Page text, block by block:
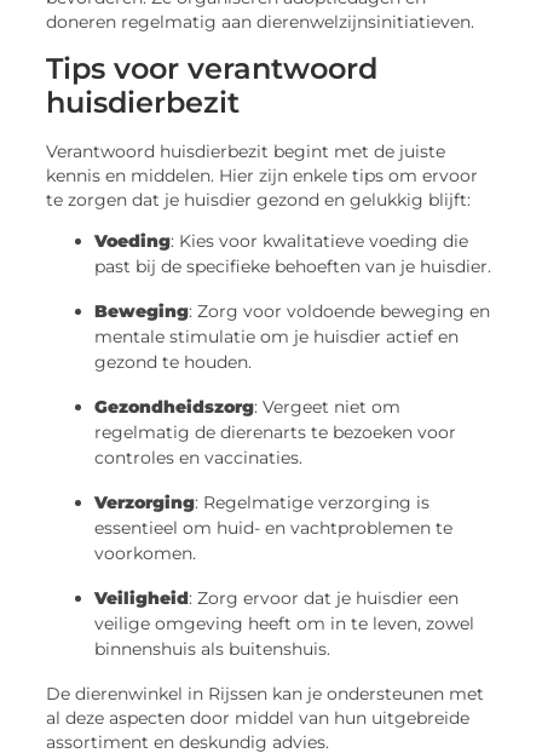
doneren regelmatig aan dierenwelzijnsinitiatieven.
Tips voor verantwoord
huisdierbezit
Verantwoord huisdierbezit begint met de juiste
kennis en middelen. Hier zijn enkele tips om ervoor
te zorgen dat je huisdier gezond en gelukkig blijft:
Voeding: Kies voor kwalitatieve voeding die
past bij de specifieke behoeften van je huisdier.
Beweging: Zorg voor voldoende beweging en
mentale stimulatie om je huisdier actief en
gezond te houden.
Gezondheidszorg: Vergeet niet om
regelmatig de dierenarts te bezoeken voor
controles en vaccinaties.
Verzorging: Regelmatige verzorging is
essentieel om huid- en vachtproblemen te
voorkomen.
Veiligheid: Zorg ervoor dat je huisdier een
veilige omgeving heeft om in te leven, zowel
binnenshuis als buitenshuis.
De dierenwinkel in Rijssen kan je ondersteunen met
al deze aspecten door middel van hun uitgebreide
assortiment en deskundig advies.